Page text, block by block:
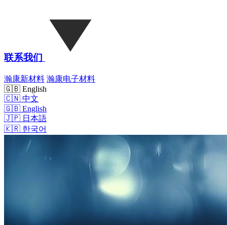
联系我们
瀚康新材料 瀚康电子材料
🇬🇧 English
🇨🇳 中文
🇬🇧 English
🇯🇵 日本語
🇰🇷 한국어